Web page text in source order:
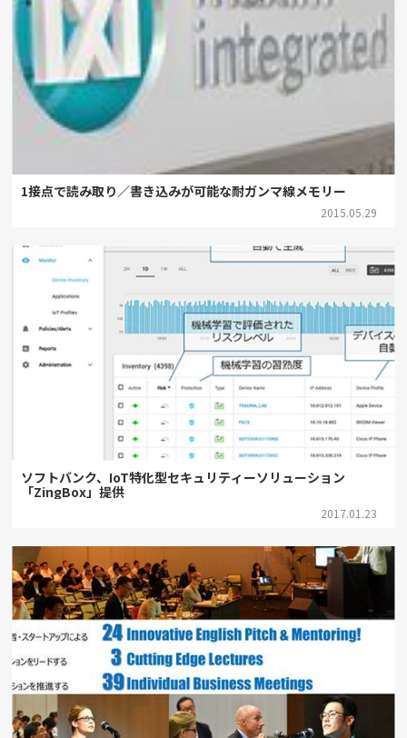
1接点で読み取り／書き込みが可能な耐ガンマ線メモリー
2015.05.29
ソフトバンク、IoT特化型セキュリティーソリューション
「ZingBox」提供
2017.01.23